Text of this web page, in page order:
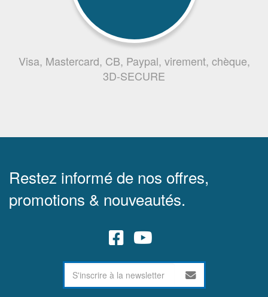
Visa, Mastercard, CB, Paypal, virement, chèque,
3D-SECURE
Restez informé de nos offres,
promotions & nouveautés.